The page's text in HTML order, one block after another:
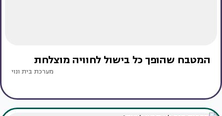
המטבח שהופך כל בישול לחוויה מוצלחת
מערכת בית ונוי